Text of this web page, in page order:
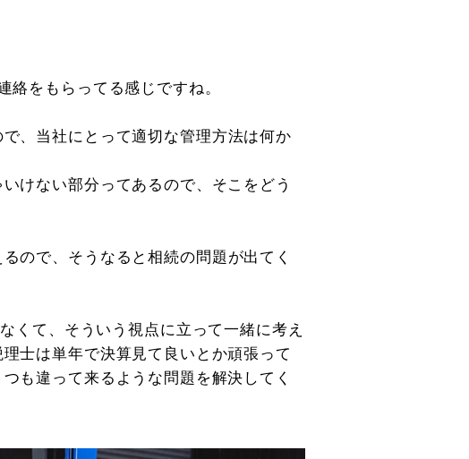
をもらってる感じですね。
、当社にとって適切な管理方法は何か
けない部分ってあるので、そこをどう
ので、そうなると相続の問題が出てく
くて、そういう視点に立って一緒に考え
士は単年で決算見て良いとか頑張って
も違って来るような問題を解決してく